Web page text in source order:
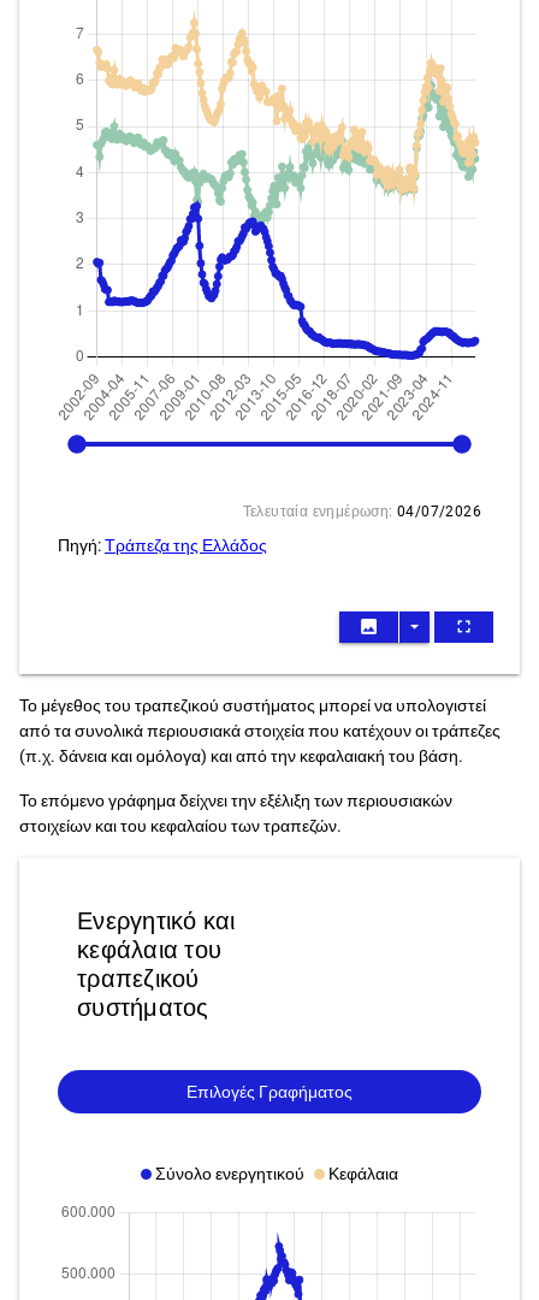
2002-09 2026-05
Τελευταία ενημέρωση: 04/07/2026
Πηγή:Τράπεζα της Ελλάδος
image arrow_drop_down fullscreen
Το μέγεθος του τραπεζικού συστήματος μπορεί να υπολογιστεί
από τα συνολικά περιουσιακά στοιχεία που κατέχουν οι τράπεζες
(π.χ. δάνεια και ομόλογα) και από την κεφαλαιακή του βάση.
Το επόμενο γράφημα δείχνει την εξέλιξη των περιουσιακών
στοιχείων και του κεφαλαίου των τραπεζών.
Ενεργητικό και
κεφάλαια του
τραπεζικού
συστήματος
Επιλογές Γραφήματος
Σύνολο ενεργητικού Κεφάλαια